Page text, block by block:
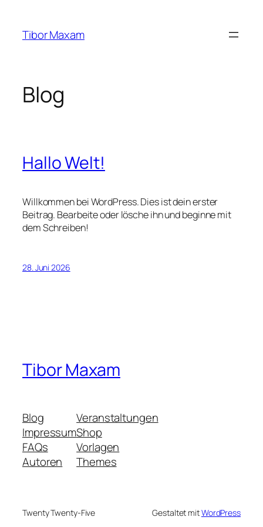
springen
Tibor Maxam
Blog
Hallo Welt!
Willkommen bei WordPress. Dies ist dein erster
Beitrag. Bearbeite oder lösche ihn und beginne mit
dem Schreiben!
28. Juni 2026
Tibor Maxam
Blog
Impressum
FAQs
Autoren
Veranstaltungen
Shop
Vorlagen
Themes
Twenty Twenty-Five Gestaltet mitWordPress